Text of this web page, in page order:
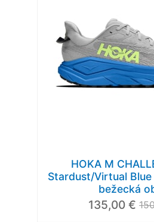
HOKA M
Stardust/Virtual
bežecká
135,00 €